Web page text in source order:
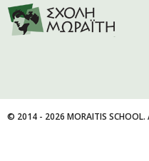
© 2014 - 2026 MORAITIS SCHOOL.